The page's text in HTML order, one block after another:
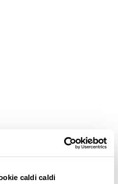
caldi caldi